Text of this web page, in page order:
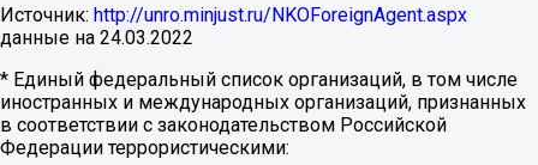
Источник: http://unro.minjust.ru/NKOForeignAgent.aspx
данные на 24.03.2022
* Единый федеральный список организаций, в том числе
иностранных и международных организаций, признанных
в соответствии с законодательством Российской
Федерации террористическими: